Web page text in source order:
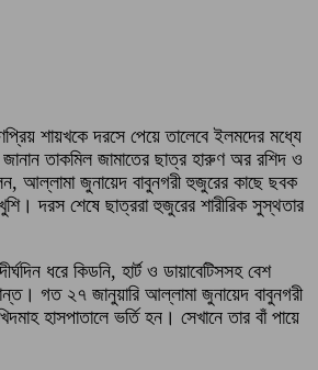
শায়খকে দরসে পেয়ে তালেবে ইলমদের মধ্যে
জানান তাকমিল জামাতের ছাত্র হারুণ অর রশিদ ও
আল্লামা জুনায়েদ বাবুনগরী হুজুরের কাছে ছবক
দরস শেষে ছাত্ররা হুজুরের শারীরিক সুস্থতার
ধরে কিডনি, হার্ট ও ডায়াবেটিসসহ বেশ
গত ২৭ জানুয়ারি আল্লামা জুনায়েদ বাবুনগরী
হাসপাতালে ভর্তি হন। সেখানে তার বাঁ পায়ে